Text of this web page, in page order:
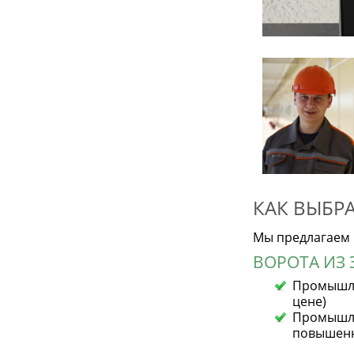
КАК
Мы
ВОРОТА ИЗ
цене)